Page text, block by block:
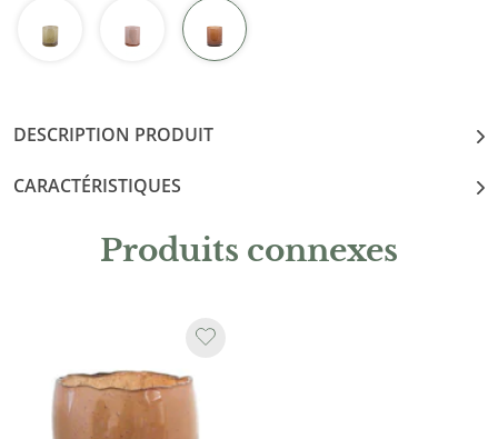
DESCRIPTION PRODUIT
CARACTÉRISTIQUES
Produits connexes